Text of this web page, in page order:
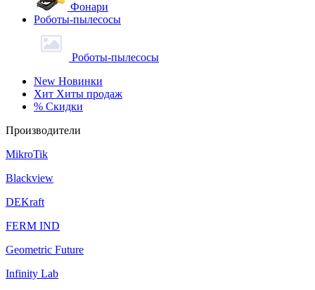
Фонари
Роботы-пылесосы
Роботы-пылесосы
New Новинки
Хит Хиты продаж
% Скидки
Производители
MikroTik
Blackview
DEKraft
FERM IND
Geometric Future
Infinity Lab